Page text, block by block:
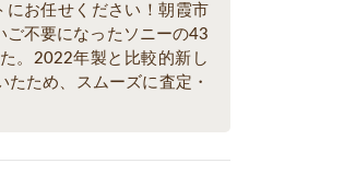
お任せください！朝霞市
ご不要になったソニーの43
。2022年製と比較的新し
たため、スムーズに査定・